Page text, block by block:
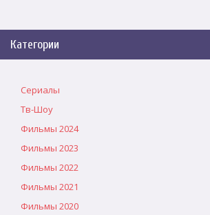
Категории
Сериалы
Тв-Шоу
Фильмы 2024
Фильмы 2023
Фильмы 2022
Фильмы 2021
Фильмы 2020